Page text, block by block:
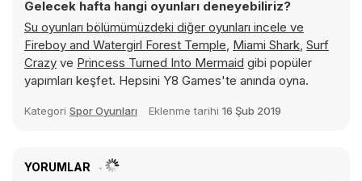
Gelecek hafta hangi oyunları deneyebiliriz?
Su oyunları bölümümüzdeki diğer oyunları incele ve
Fireboy and Watergirl Forest Temple, Miami Shark, Surf
Crazy ve Princess Turned Into Mermaid gibi popüler
yapımları keşfet. Hepsini Y8 Games'te anında oyna.
Kategori Spor Oyunları Eklenme tarihi 16 Şub 2019
YORUMLAR